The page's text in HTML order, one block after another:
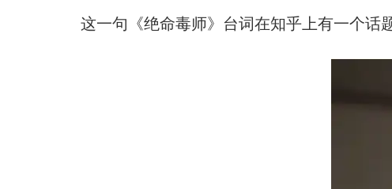
这一句《绝命毒师》台词在知乎上有一个话